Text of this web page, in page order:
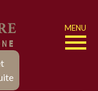
MENU